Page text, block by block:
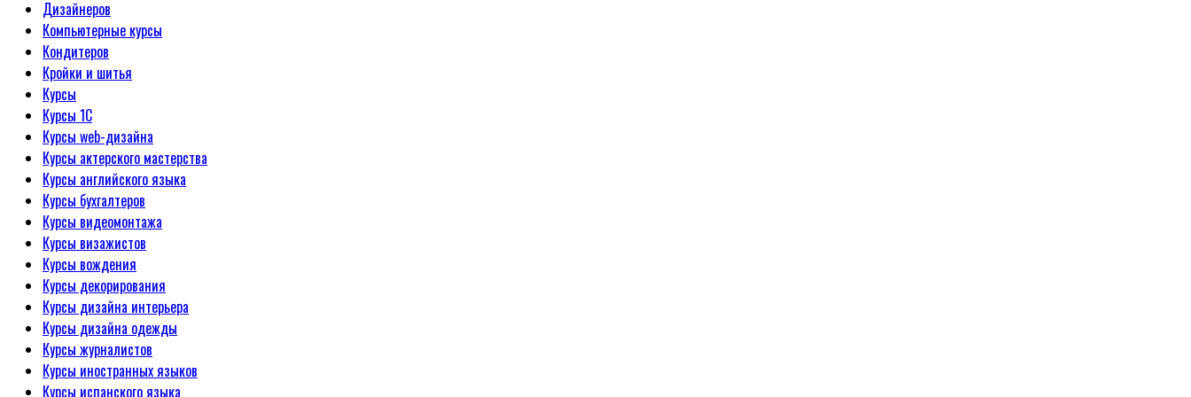
Дизайнеров
Компьютерные курсы
Кондитеров
Кройки и шитья
Курсы
Курсы 1С
Курсы web-дизайна
Курсы актерского мастерства
Курсы английского языка
Курсы бухгалтеров
Курсы видеомонтажа
Курсы визажистов
Курсы вождения
Курсы декорирования
Курсы дизайна интерьера
Курсы дизайна одежды
Курсы журналистов
Курсы иностранных языков
Курсы испанского языка